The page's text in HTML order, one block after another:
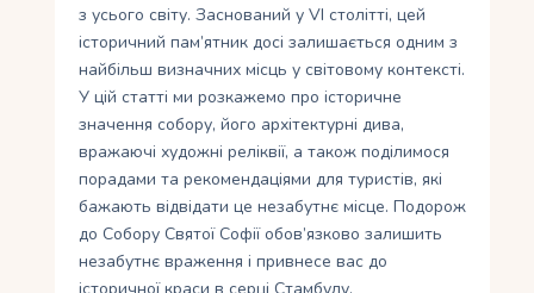
з усього світу. Заснований у VI столітті, цей
історичний пам’ятник досі залишається одним з
найбільш визначних місць у світовому контексті.
У цій статті ми розкажемо про історичне
значення собору, його архітектурні дива,
вражаючі художні реліквії, а також поділимося
порадами та рекомендаціями для туристів, які
бажають відвідати це незабутнє місце. Подорож
до Собору Святої Софії обов’язково залишить
незабутнє враження і привнесе вас до
історичної краси в серці Стамбулу.